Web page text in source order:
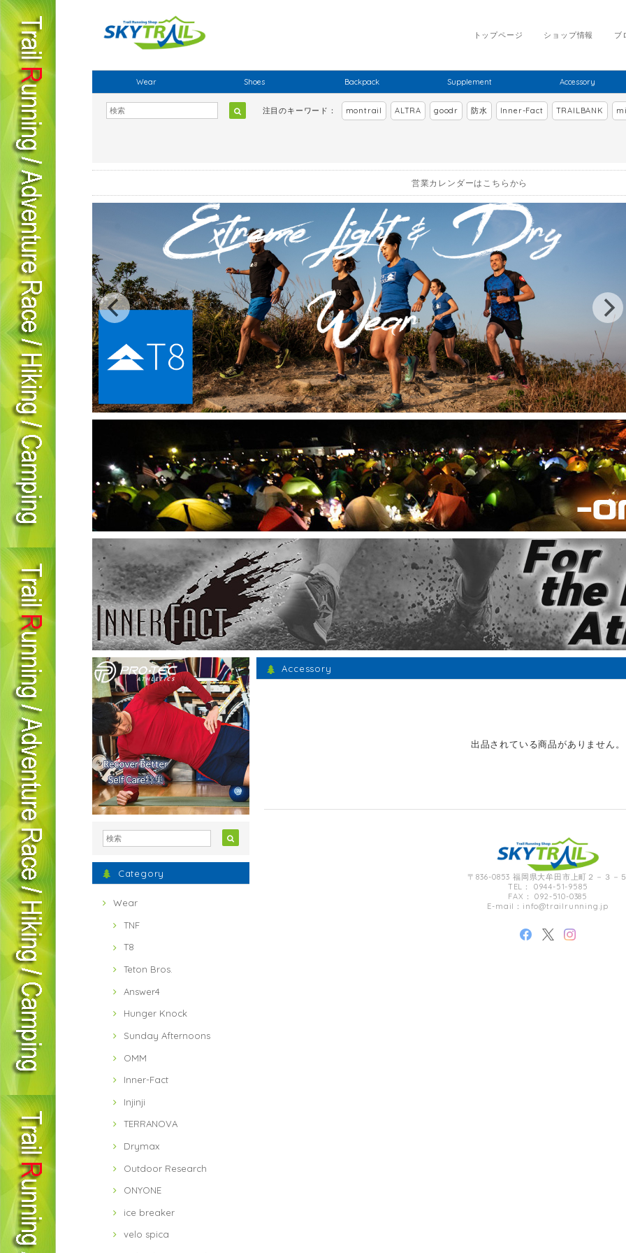
ブ
ショップ情報
トップページ
Wear Shoes Backpack Supplement Accessory
注目のキーワード： montrail ALTRA goodr 防水 Inner-Fact TRAILBANK
営業カレンダーはこちらから
Category
Wear
TNF
T8
Teton Bros.
Answer4
Hunger Knock
Sunday Afternoons
OMM
Inner-Fact
Injinji
TERRANOVA
Drymax
Outdoor Research
ONYONE
ice breaker
velo spica
Accessory
出品されている商品がありません。
〒836-0853 福岡県大牟田市上町２－３－
TEL： 0944-51-9585
FAX： 092-510-0385
E-mail： info@trailrunning.jp